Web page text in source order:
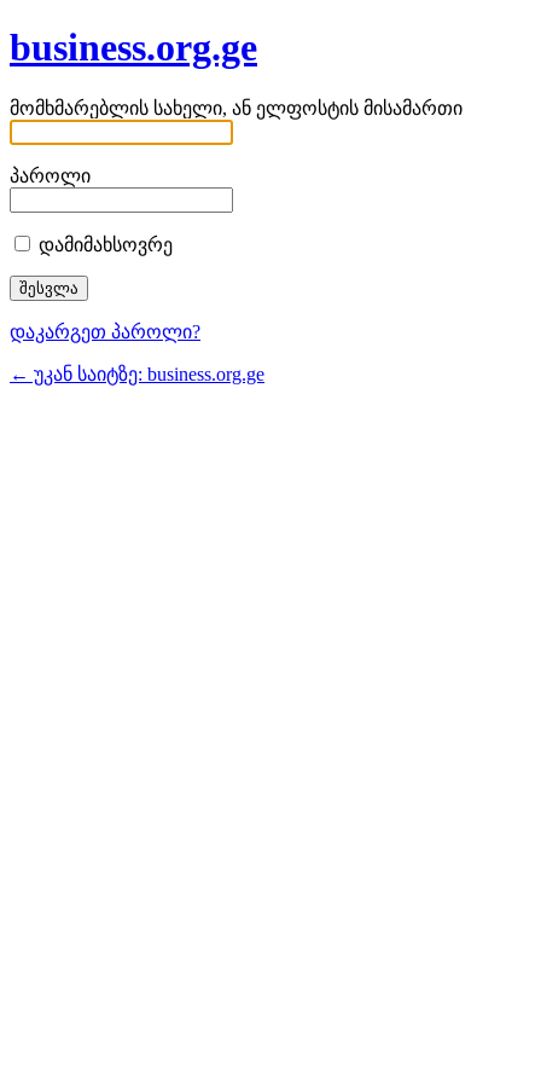
business.org.ge
მომხმარებლის სახელი, ან ელფოსტის მისამართი
პაროლი
დამიმახსოვრე
დაკარგეთ პაროლი?
← უკან საიტზე: business.org.ge